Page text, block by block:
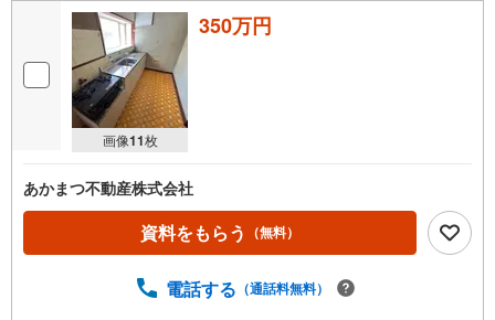
画像11枚
350万円
あかまつ不動産株式会社
資料をもらう （無料）
電話する （通話料無料）